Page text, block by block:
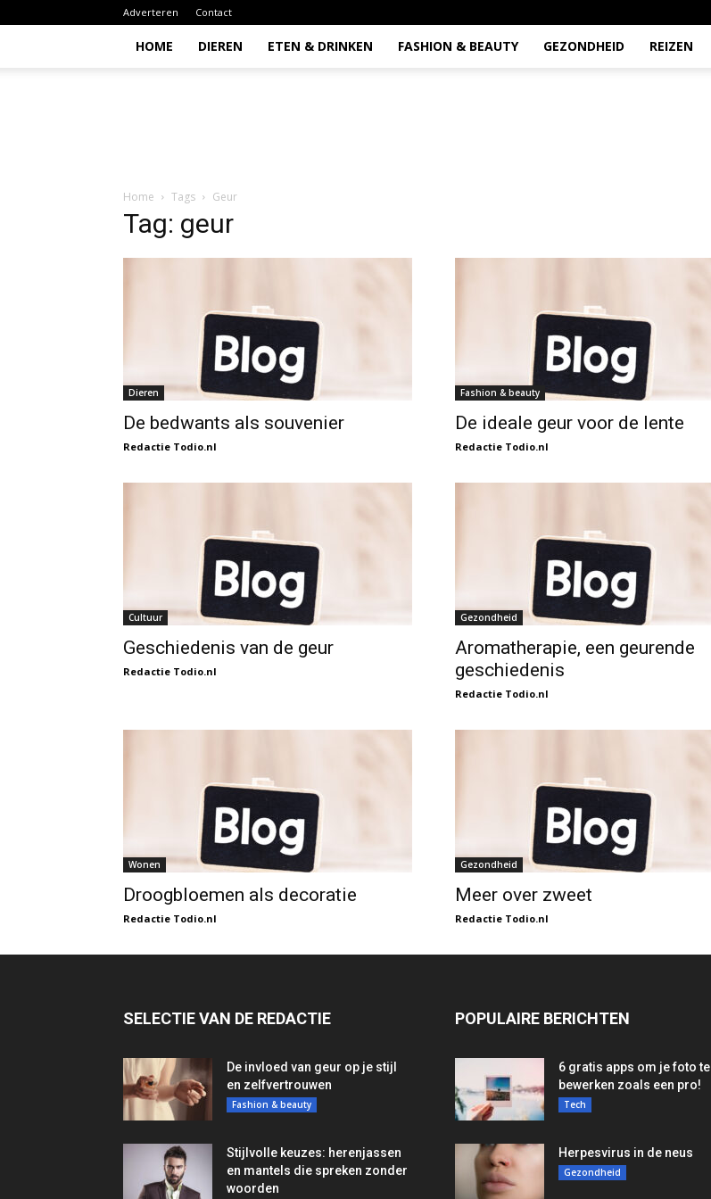
Adverteren Contact
HOME DIEREN ETEN & DRINKEN FASHION & BEAUTY GEZONDHEID REIZEN
Home Tags Geur
Tag: geur
Dieren
De bedwants als souvenier
Redactie Todio.nl
Fashion & beauty
De ideale geur voor de lente
Redactie Todio.nl
Cultuur
Geschiedenis van de geur
Redactie Todio.nl
Gezondheid
Aromatherapie, een geurende
geschiedenis
Redactie Todio.nl
Wonen
Droogbloemen als decoratie
Redactie Todio.nl
Gezondheid
Meer over zweet
Redactie Todio.nl
SELECTIE VAN DE REDACTIE
De invloed van geur op je stijl
en zelfvertrouwen
Fashion & beauty
Stijlvolle keuzes: herenjassen
en mantels die spreken zonder
woorden
POPULAIRE BERICHTEN
6 gratis apps om je foto te
bewerken zoals een pro!
Tech
Herpesvirus in de neus
Gezondheid